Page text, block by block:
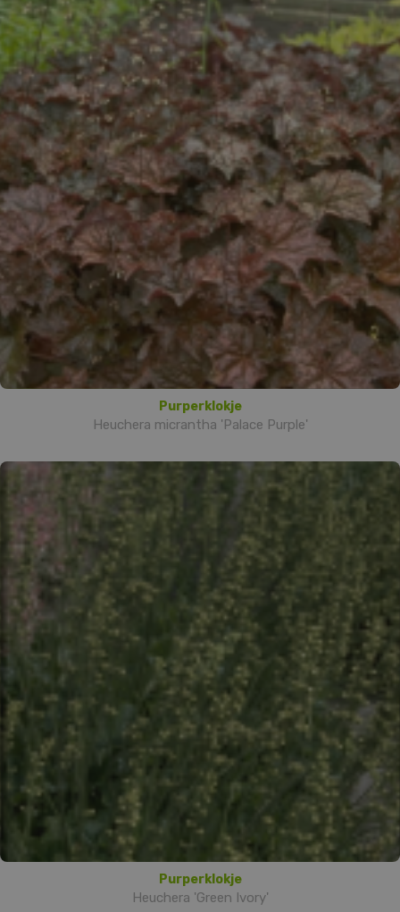
Purperklokje
Heuchera micrantha 'Palace Purple'
Purperklokje
Heuchera 'Green Ivory'